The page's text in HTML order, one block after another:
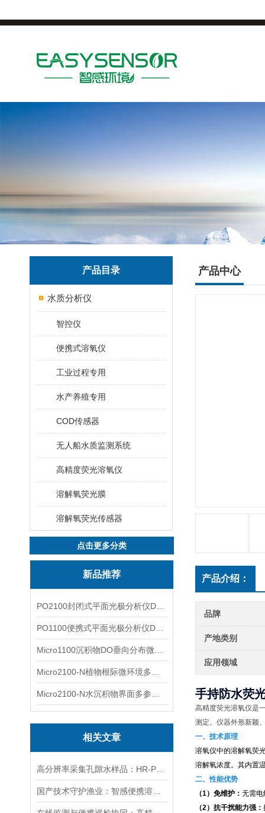
产品目录
水质分析仪
智控仪
便携式溶氧仪
工业过程专用
水产养殖专用
COD传感器
无人船水质监测系统
高精度荧光溶氧仪
溶解氧荧光膜
溶解氧荧光传感器
点击更多分类
新品推荐
相关文章
产品中心
产品介绍：
品牌
产地类别
应用领域
手持防水荧
高精度荧光溶氧仪是
测定。仪器外形新颖
一、技术原理
溶氧仪中的溶解氧荧
溶解氧浓度。其内置
二、性能优势
（1）免维护： 无需电
（2）抗干扰能力强：